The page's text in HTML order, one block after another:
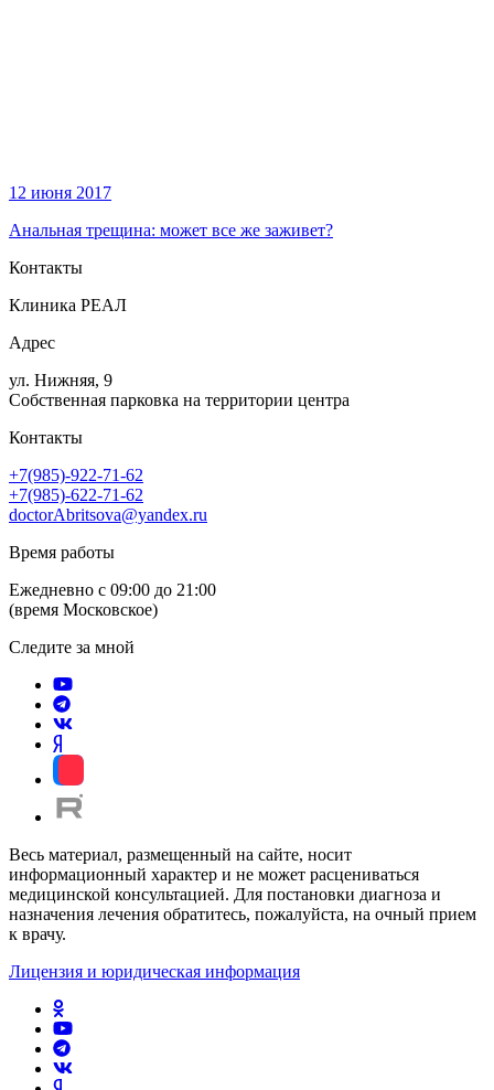
12 июня 2017
Анальная трещина: может все же заживет?
Контакты
Клиника РЕАЛ
Адрес
ул. Нижняя, 9
Собственная парковка на территории центра
Контакты
+7(985)-922-71-62
+7(985)-622-71-62
doctorAbritsova@yandex.ru
Время работы
Ежедневно с 09:00 до 21:00
(время Московское)
Следите за мной
Весь материал, размещенный на сайте, носит
информационный характер и не может расцениваться
медицинской консультацией. Для постановки диагноза и
назначения лечения обратитесь, пожалуйста, на очный прием
к врачу.
Лицензия и юридическая информация